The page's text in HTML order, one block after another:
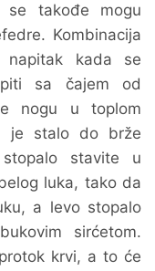
se takođe mogu
Kombinacija
kada se
sa čajem od
nogu u toplom
je stalo do brže
stavite u
luka, tako da
a levo stopalo
sirćetom.
krvi, a to će